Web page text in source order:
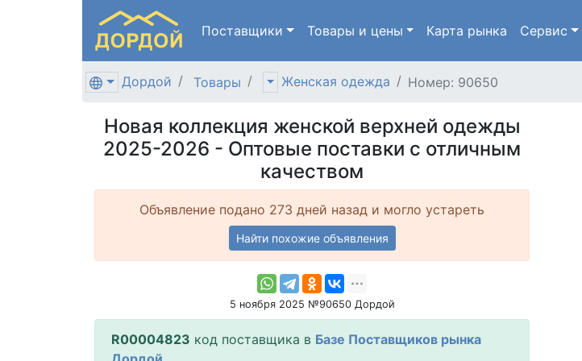
Поставщики Товары и цены Карта рынка Сервис
Дордой Товары Женская одежда Номер: 90650
Новая коллекция женской верхней одежды
2025-2026 - Оптовые поставки с отличным
качеством
Объявление подано 273 дней назад и могло устареть
Найти похожие объявления
5 ноября 2025 №90650 Дордой
R00004823 код поставщика в Базе Поставщиков рынка